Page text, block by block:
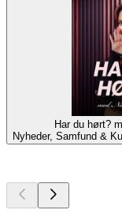
Har du hørt?
Nyheder, Samfund &